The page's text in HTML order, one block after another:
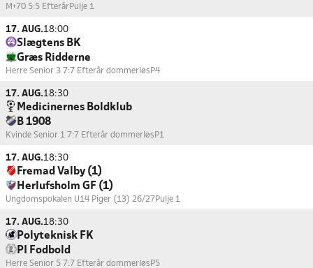
M+70 5:5 EfterårPulje 1
17. AUG.18:00
Slægtens BK
Græs Ridderne
Herre Senior 3 7:7 Efterår dommerløs P4
17. AUG.18:30
Medicinernes Boldklub
B 1908
Kvinde Senior 1 7:7 Efterår dommerløs P1
17. AUG.18:30
Fremad Valby (1)
Herlufsholm GF (1)
Ungdomspokalen U14 Piger (13) 26/27 Pulje 1
17. AUG.18:30
Polyteknisk FK
PI Fodbold
Herre Senior 5 7:7 Efterår dommerløs P5